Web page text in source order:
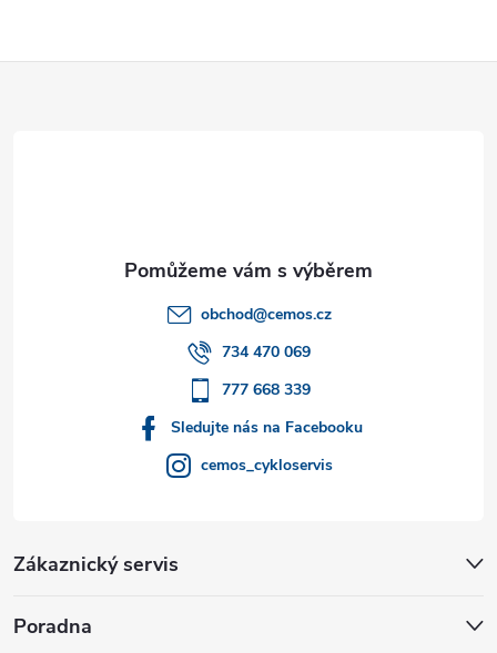
obchod@cemos.cz
734 470 069
777 668 339
Sledujte nás na Facebooku
cemos_cykloservis
Zákaznický servis
Poradna